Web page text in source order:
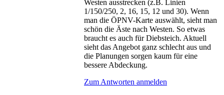
Westen ausstrecken (z.B. Linien
1/150/250, 2, 16, 15, 12 und 30). Wenn
man die ÖPNV-Karte auswählt, sieht man
schön die Äste nach Westen. So etwas
braucht es auch für Diebsteich. Aktuell
sieht das Angebot ganz schlecht aus und
die Planungen sorgen kaum für eine
bessere Abdeckung.
Zum Antworten anmelden